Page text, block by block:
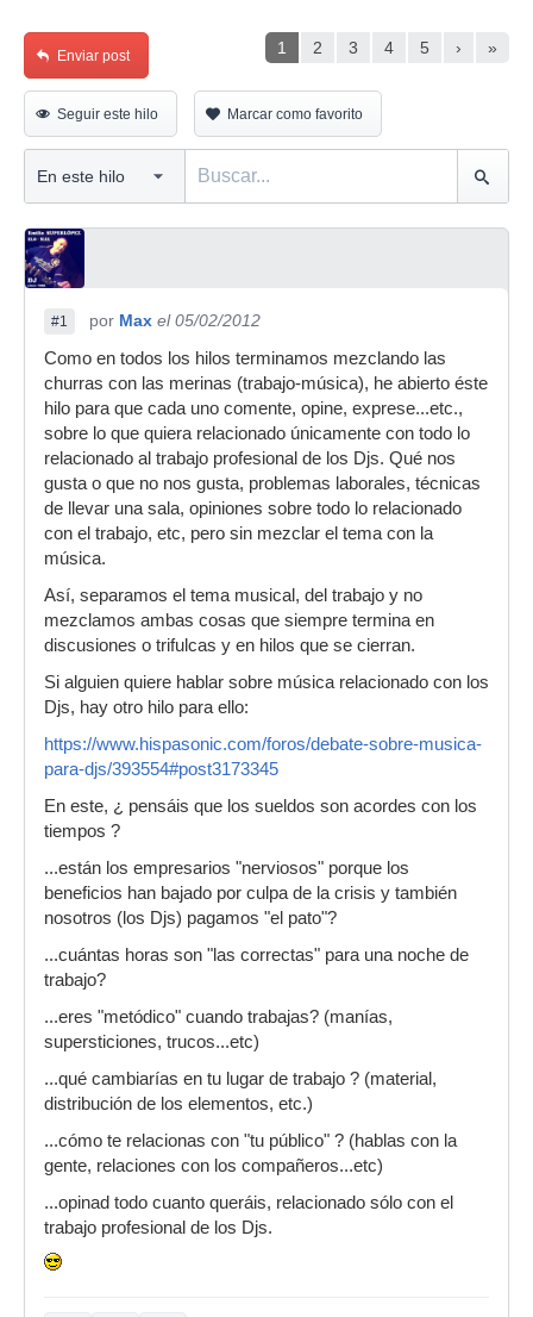
1 2 3 4 5 › »
Enviar post
Seguir este hilo Marcar como favorito
#1 por Max el 05/02/2012
Como en todos los hilos terminamos mezclando las
churras con las merinas (trabajo-música), he abierto éste
hilo para que cada uno comente, opine, exprese...etc.,
sobre lo que quiera relacionado únicamente con todo lo
relacionado al trabajo profesional de los Djs. Qué nos
gusta o que no nos gusta, problemas laborales, técnicas
de llevar una sala, opiniones sobre todo lo relacionado
con el trabajo, etc, pero sin mezclar el tema con la
música.
Así, separamos el tema musical, del trabajo y no
mezclamos ambas cosas que siempre termina en
discusiones o trifulcas y en hilos que se cierran.
Si alguien quiere hablar sobre música relacionado con los
Djs, hay otro hilo para ello:
https://www.hispasonic.com/foros/debate-sobre-musica-
para-djs/393554#post3173345
En este, ¿ pensáis que los sueldos son acordes con los
tiempos ?
...están los empresarios "nerviosos" porque los
beneficios han bajado por culpa de la crisis y también
nosotros (los Djs) pagamos "el pato"?
...cuántas horas son "las correctas" para una noche de
trabajo?
...eres "metódico" cuando trabajas? (manías,
supersticiones, trucos...etc)
...qué cambiarías en tu lugar de trabajo ? (material,
distribución de los elementos, etc.)
...cómo te relacionas con "tu público" ? (hablas con la
gente, relaciones con los compañeros...etc)
...opinad todo cuanto queráis, relacionado sólo con el
trabajo profesional de los Djs.